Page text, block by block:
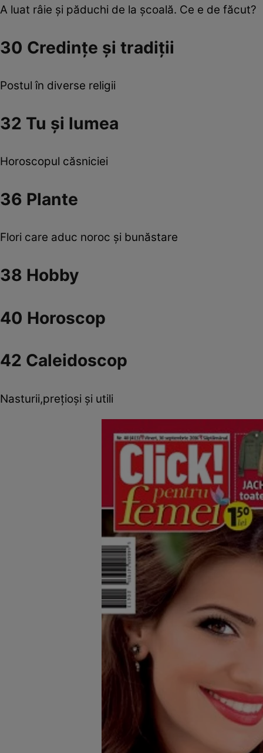
A luat râie şi păduchi de la şcoală. Ce e de făcut?
30 Credinţe şi tradiţii
Postul în diverse religii
32 Tu şi lumea
Horoscopul căsniciei
36 Plante
Flori care aduc noroc şi bunăstare
38 Hobby
40 Horoscop
42 Caleidoscop
Nasturii,preţioşi şi utili